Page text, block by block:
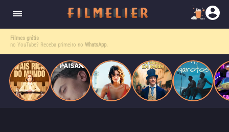
Filmes grátis
no YouTube? Receba primeiro no WhatsApp.
do
Mundo